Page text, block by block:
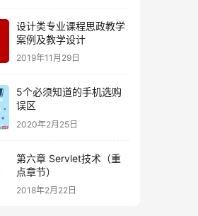
设计类专业课程思政教学
案例及教学设计
2019年11月29日
5个必须知道的手机选购
误区
2020年2月25日
第六章 Servlet技术（重
点章节）
2018年2月22日